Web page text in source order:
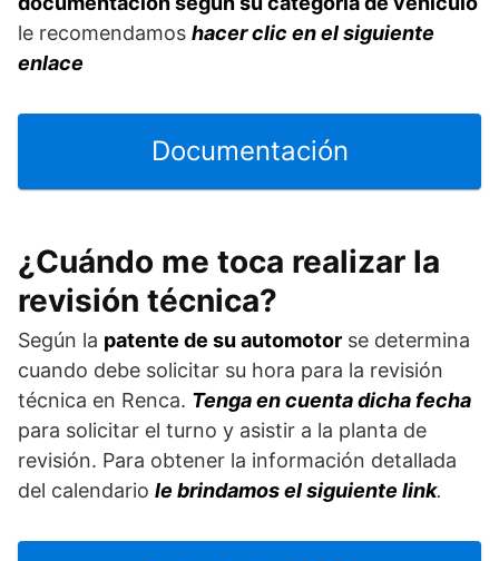
le recomendamos hacer clic en el siguiente
enlace
Documentación
¿Cuándo me toca realizar la
revisión técnica?
Según la patente de su automotor se determina
cuando debe solicitar su hora para la revisión
técnica en Renca. Tenga en cuenta dicha fecha
para solicitar el turno y asistir a la planta de
revisión. Para obtener la información detallada
del calendario le brindamos el siguiente link.